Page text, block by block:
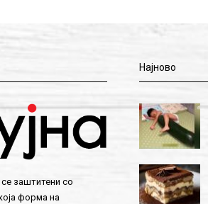
заштитени со
форма на
Најново